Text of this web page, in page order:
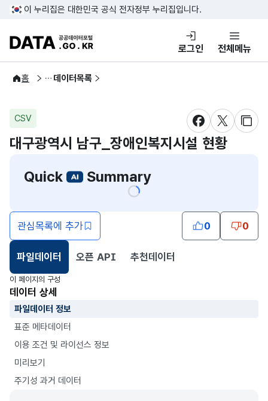
콘텐츠 바로가기
푸터 바로가기
이 누리집은 대한민국 공식 전자정부 누리집입니다.
DATA.GO.KR 공공데이터포털
로그인 전체메뉴
홈
공공데이터 데이터목록
CSV
새창 열림새창 열림
새창
대구광역시 남구_장애인복지시설 현황
Quick
Summary
관심목록에 추가 0 0
파일데이터
선택됨
오픈 API 추천데이터
이 페이지의 구성
데이터 상세
파일데이터 정보
표준 메타데이터
이용 조건 및 라이선스 정보
미리보기
주기성 과거 데이터